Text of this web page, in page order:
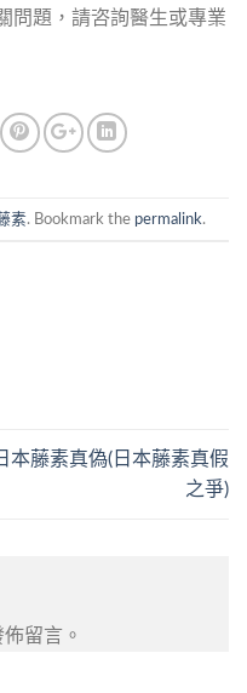
問題，請咨詢醫生或專業
素. Bookmark the permalink.
本藤素真偽(日本藤素真假
之爭)
留言。